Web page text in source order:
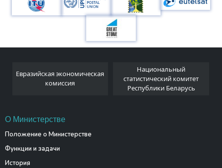
Евразийская экономическая
комиссия
Национальный
статистический комитет
Республики Беларусь
О Министерстве
Положение о Министерстве
Функции и задачи
История